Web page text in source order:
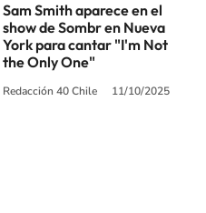
Sam Smith aparece en el
show de Sombr en Nueva
York para cantar "I'm Not
the Only One"
Redacción 40 Chile 11/10/2025